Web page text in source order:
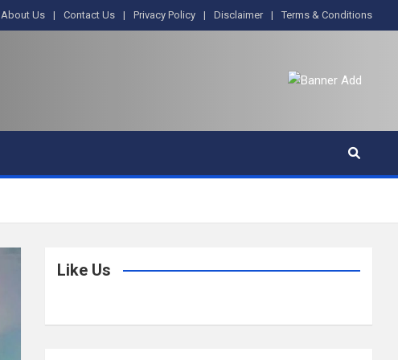
About Us Contact Us Privacy Policy Disclaimer Terms & Conditions
Like Us